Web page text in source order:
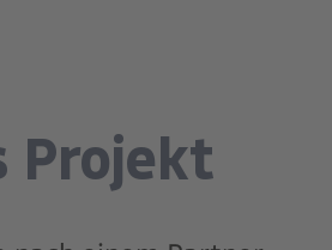
Projekt